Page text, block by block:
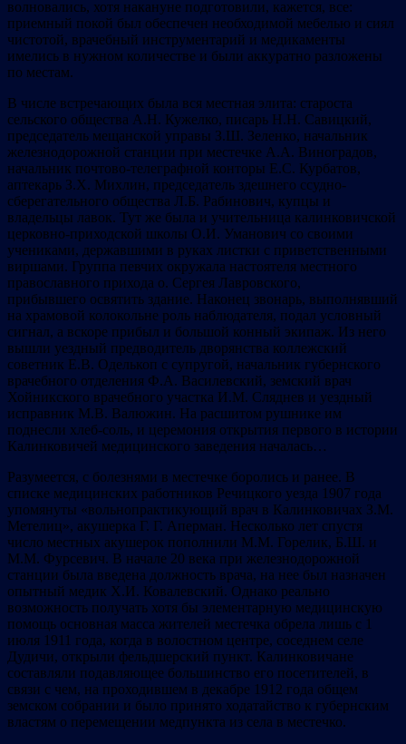
волновались, хотя накануне подготовили, кажется, все:
приемный покой был обеспечен необходимой мебелью и сиял
чистотой, врачебный инструментарий и медикаменты
имелись в нужном количестве и были аккуратно разложены
по местам.
В числе встречающих была вся местная элита: староста
сельского общества А.Н. Кужелко, писарь Н.Н. Савицкий,
председатель мещанской управы З.Ш. Зеленко, начальник
железнодорожной станции при местечке А.А. Виноградов,
начальник почтово-телеграфной конторы Е.С. Курбатов,
аптекарь З.Х. Михлин, председатель здешнего ссудно-
сберегательного общества Л.Б. Рабинович, купцы и
владельцы лавок. Тут же была и учительница калинковичской
церковно-приходской школы О.И. Уманович со своими
учениками, державшими в руках листки с приветственными
виршами. Группа певчих окружала настоятеля местного
православного прихода о. Сергея Лавровского,
прибывшего освятить здание. Наконец звонарь, выполнявший
на храмовой колокольне роль наблюдателя, подал условный
сигнал, а вскоре прибыл и большой конный экипаж. Из него
вышли уездный предводитель дворянства коллежский
советник Е.В. Оделькоп с супругой, начальник губернского
врачебного отделения Ф.А. Василевский, земский врач
Хойникского врачебного участка И.М. Сляднев и уездный
исправник М.В. Валюжин. На расшитом рушнике им
поднесли хлеб-соль, и церемония открытия первого в истории
Калинковичей медицинского заведения началась…
Разумеется, с болезнями в местечке боролись и ранее. В
списке медицинских работников Речицкого уезда 1907 года
упомянуты «вольнопрактикующий врач в Калинковичах З.М.
Метелиц», акушерка Г. Г. Аперман. Несколько лет спустя
число местных акушерок пополнили М.М. Горелик, Б.Ш. и
М.М. Фурсевич. В начале 20 века при железнодорожной
станции была введена должность врача, на нее был назначен
опытный медик Х.И. Ковалевский. Однако реально
возможность получать хотя бы элементарную медицинскую
помощь основная масса жителей местечка обрела лишь с 1
июля 1911 года, когда в волостном центре, соседнем селе
Дудичи, открыли фельдшерский пункт. Калинковичане
составляли подавляющее большинство его посетителей, в
связи с чем, на проходившем в декабре 1912 года общем
земском собрании и было принято ходатайство к губернским
властям о перемещении медпункта из села в местечко.